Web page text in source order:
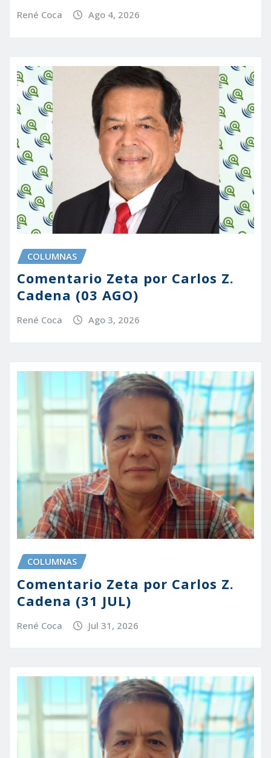
René Coca Ago 4, 2026
COLUMNAS
Comentario Zeta por Carlos Z.
Cadena (03 AGO)
René Coca Ago 3, 2026
COLUMNAS
Comentario Zeta por Carlos Z.
Cadena (31 JUL)
René Coca Jul 31, 2026